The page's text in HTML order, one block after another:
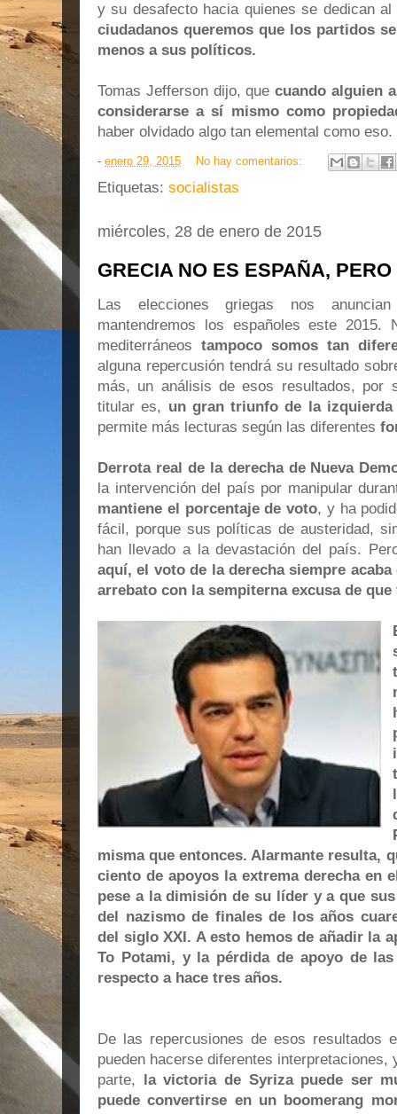
y su desafecto hacia quienes se dedican
ciudadanos queremos que los partidos
menos a sus políticos.
Tomas Jefferson dijo, quecuando alguien
considerarse a sí mismo como
haber olvidado algo tan elemental como eso.
- enero 29, 2015 No hay comentarios:
Etiquetas: socialistas
miércoles, 28 de enero de 2015
GRECIA NO ES ESPAÑA,
Las elecciones griegas nos
mantendremos los españoles este 2015.
mediterráneostampoco somos tan
alguna repercusión tendrá su resultado
más, un análisis de esos resultados, por
titular es, un gran triunfo de la izquierda
permite más lecturas según las diferentes
Derrota real de la derecha de Nueva
la intervención del país por manipular
mantiene el porcentaje de voto, y ha
fácil, porque sus políticas de austeridad,
han llevado a la devastación del país.
aquí, el voto de la derecha siempre
arrebato con la sempiterna excusa de
misma que entonces.Alarmante resulta,
ciento de apoyos la extrema derechaen
pese a la dimisión de su líder y a que
del nazismo de finales de los años
del siglo XXI. A esto hemos de añadir la
To Potami, y la pérdida de apoyo de
respecto a hace tres años.
De las repercusiones de esos resultados
pueden hacerse diferentes
parte, la victoria de Syriza puede ser
puede convertirse en un boomerang